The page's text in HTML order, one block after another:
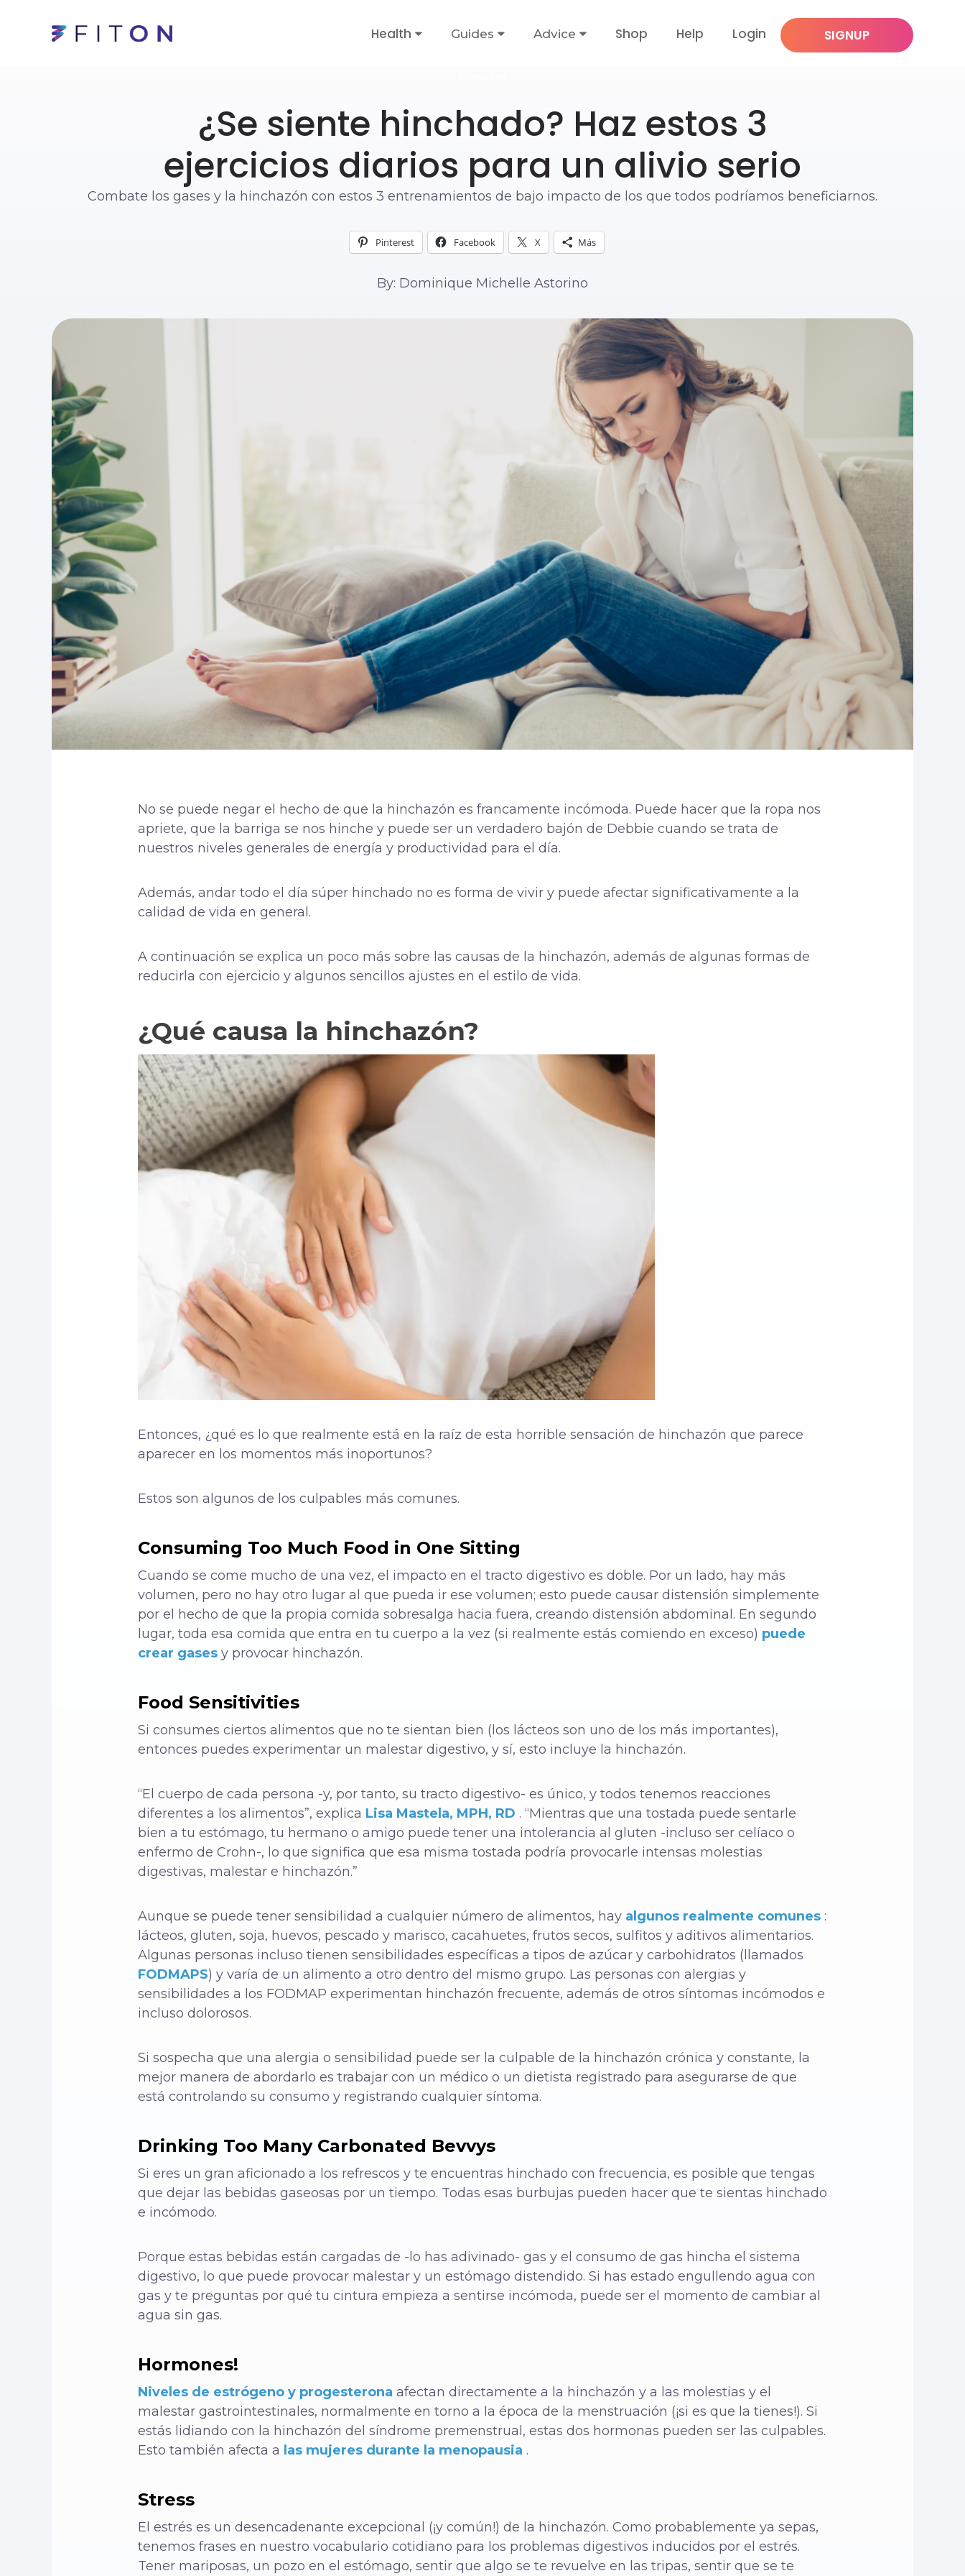
Health Guides Advice Shop Help Login SIGNUP
¿Se siente hinchado? Haz estos 3
ejercicios diarios para un alivio serio
Combate los gases y la hinchazón con estos 3 entrenamientos de bajo impacto de los que todos podríamos beneficiarnos.
Pinterest Facebook X Más
By: Dominique Michelle Astorino
No se puede negar el hecho de que la hinchazón es francamente incómoda. Puede hacer que la ropa nos
apriete, que la barriga se nos hinche y puede ser un verdadero bajón de Debbie cuando se trata de
nuestros niveles generales de energía y productividad para el día.
Además, andar todo el día súper hinchado no es forma de vivir y puede afectar significativamente a la
calidad de vida en general.
A continuación se explica un poco más sobre las causas de la hinchazón, además de algunas formas de
reducirla con ejercicio y algunos sencillos ajustes en el estilo de vida.
¿Qué causa la hinchazón?
Entonces, ¿qué es lo que realmente está en la raíz de esta horrible sensación de hinchazón que parece
aparecer en los momentos más inoportunos?
Estos son algunos de los culpables más comunes.
Consuming Too Much Food in One Sitting
Cuando se come mucho de una vez, el impacto en el tracto digestivo es doble. Por un lado, hay más
volumen, pero no hay otro lugar al que pueda ir ese volumen; esto puede causar distensión simplemente
por el hecho de que la propia comida sobresalga hacia fuera, creando distensión abdominal. En segundo
lugar, toda esa comida que entra en tu cuerpo a la vez (si realmente estás comiendo en exceso) puede
crear gases y provocar hinchazón.
Food Sensitivities
Si consumes ciertos alimentos que no te sientan bien (los lácteos son uno de los más importantes),
entonces puedes experimentar un malestar digestivo, y sí, esto incluye la hinchazón.
“El cuerpo de cada persona -y, por tanto, su tracto digestivo- es único, y todos tenemos reacciones
diferentes a los alimentos”, explica Lisa Mastela, MPH, RD . “Mientras que una tostada puede sentarle
bien a tu estómago, tu hermano o amigo puede tener una intolerancia al gluten -incluso ser celíaco o
enfermo de Crohn-, lo que significa que esa misma tostada podría provocarle intensas molestias
digestivas, malestar e hinchazón.”
Aunque se puede tener sensibilidad a cualquier número de alimentos, hay algunos realmente comunes :
lácteos, gluten, soja, huevos, pescado y marisco, cacahuetes, frutos secos, sulfitos y aditivos alimentarios.
Algunas personas incluso tienen sensibilidades específicas a tipos de azúcar y carbohidratos (llamados
FODMAPS) y varía de un alimento a otro dentro del mismo grupo. Las personas con alergias y
sensibilidades a los FODMAP experimentan hinchazón frecuente, además de otros síntomas incómodos e
incluso dolorosos.
Si sospecha que una alergia o sensibilidad puede ser la culpable de la hinchazón crónica y constante, la
mejor manera de abordarlo es trabajar con un médico o un dietista registrado para asegurarse de que
está controlando su consumo y registrando cualquier síntoma.
Drinking Too Many Carbonated Bevvys
Si eres un gran aficionado a los refrescos y te encuentras hinchado con frecuencia, es posible que tengas
que dejar las bebidas gaseosas por un tiempo. Todas esas burbujas pueden hacer que te sientas hinchado
e incómodo.
Porque estas bebidas están cargadas de -lo has adivinado- gas y el consumo de gas hincha el sistema
digestivo, lo que puede provocar malestar y un estómago distendido. Si has estado engullendo agua con
gas y te preguntas por qué tu cintura empieza a sentirse incómoda, puede ser el momento de cambiar al
agua sin gas.
Hormones!
Niveles de estrógeno y progesterona afectan directamente a la hinchazón y a las molestias y el
malestar gastrointestinales, normalmente en torno a la época de la menstruación (¡si es que la tienes!). Si
estás lidiando con la hinchazón del síndrome premenstrual, estas dos hormonas pueden ser las culpables.
Esto también afecta a las mujeres durante la menopausia .
Stress
El estrés es un desencadenante excepcional (¡y común!) de la hinchazón. Como probablemente ya sepas,
tenemos frases en nuestro vocabulario cotidiano para los problemas digestivos inducidos por el estrés.
Tener mariposas, un pozo en el estómago, sentir que algo se te revuelve en las tripas, sentir que se te